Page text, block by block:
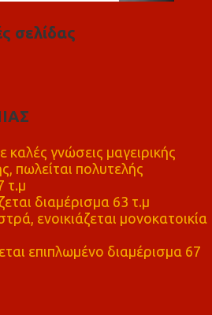
σελίδας
καλές γνώσεις μαγειρικής
πωλείται πολυτελής
τ.μ
διαμέρισμα 63 τ.μ
ενοικιάζεται μονοκατοικία
επιπλωμένο διαμέρισμα 67